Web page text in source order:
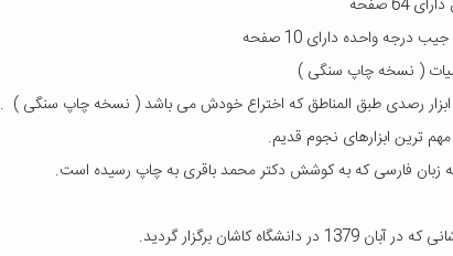
صفحه
واحده دارای 10 صفحه
( نسخه چاپ سنگی )
ابزار رصدی طبق المناطق که اختراع خودش می باشد ( نسخه چاپ سنگی ) .
ترین ابزارهای نجوم قدیم.
زبان فارسی که به کوشش دکتر محمد باقری به چاپ رسیده است.
کاشان برگزار گردید.